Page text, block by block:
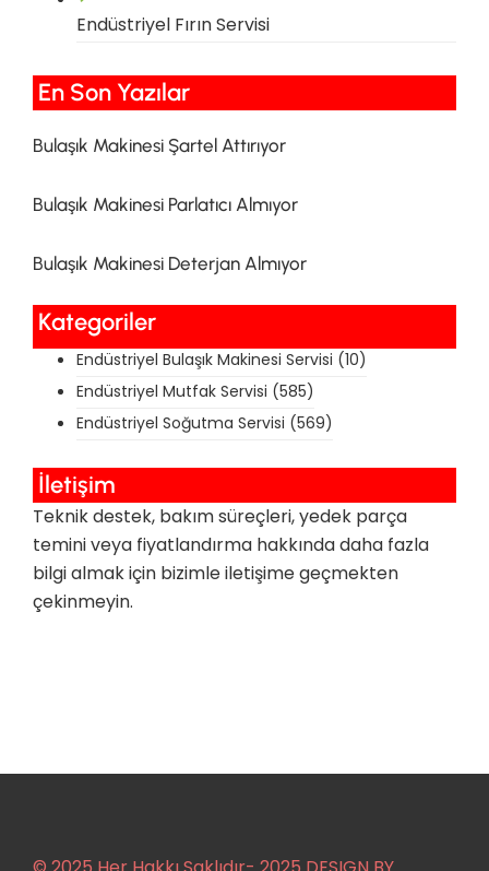
Endüstriyel Fırın Servisi
En Son Yazılar​
Bulaşık Makinesi Şartel Attırıyor
Bulaşık Makinesi Parlatıcı Almıyor
Bulaşık Makinesi Deterjan Almıyor
Kategoriler
Endüstriyel Bulaşık Makinesi Servisi (10)
Endüstriyel Mutfak Servisi (585)
Endüstriyel Soğutma Servisi (569)
İletişim
Teknik destek, bakım süreçleri, yedek parça
temini veya fiyatlandırma hakkında daha fazla
bilgi almak için bizimle iletişime geçmekten
çekinmeyin.